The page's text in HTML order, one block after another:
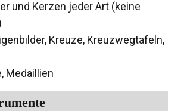
und Kerzen jeder Art (keine
Kreuze, Kreuzwegtafeln,
Medaillien